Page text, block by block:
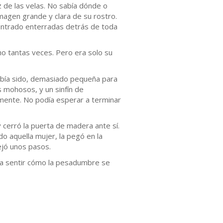
las velas. No sabía dónde o
grande y clara de su rostro.
enterradas detrás de toda
tantas veces. Pero era solo su
sido, demasiado pequeña para
y un sinfín de
No podía esperar a terminar
la puerta de madera ante sí.
aquella mujer, la pegó en la
unos pasos.
sentir cómo la pesadumbre se